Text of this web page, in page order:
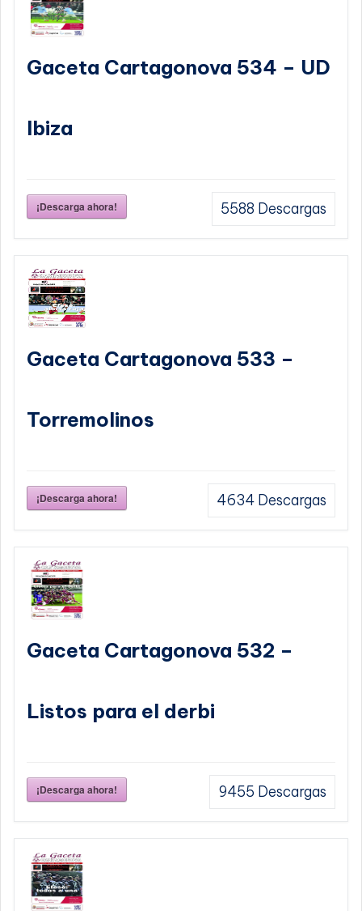
Gaceta Cartagonova 534 – UD
Ibiza
¡Descarga ahora! 5588 Descargas
Gaceta Cartagonova 533 –
Torremolinos
¡Descarga ahora! 4634 Descargas
Gaceta Cartagonova 532 –
Listos para el derbi
¡Descarga ahora! 9455 Descargas